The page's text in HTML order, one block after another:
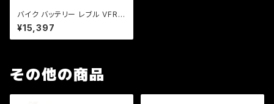
バイク バッテリー レブル VFR4
00R CS250 KH500 /Pro Sel
ect Battery GL-PB9L-B (YB
9L-B 互換)(ジェルタイプ 液入
¥15,397
その他の商品